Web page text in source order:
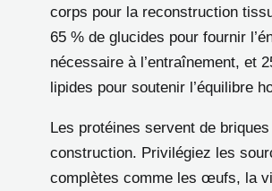
corps pour la reconstruction
65 % de glucides pour fournir
nécessaire à l’entraînement, et
lipides pour soutenir l’équilibre
Les protéines servent de
construction. Privilégiez les
complètes comme les œufs, la